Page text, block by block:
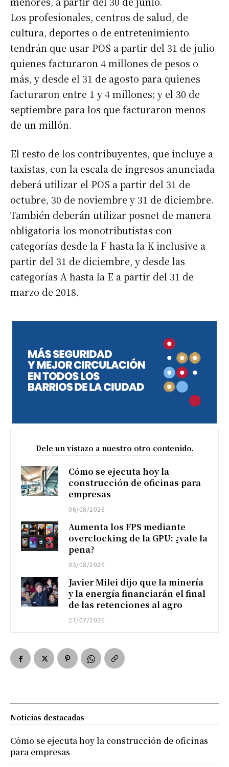
Los profesionales, centros de salud, de
cultura, deportes o de entretenimiento
tendrán que usar POS a partir del 31 de julio
quienes facturaron 4 millones de pesos o
más, y desde el 31 de agosto para quienes
facturaron entre 1 y 4 millones; y el 30 de
septiembre para los que facturaron menos
de un millón.
El resto de los contribuyentes, que incluye a
taxistas, con la escala de ingresos anunciada
deberá utilizar el POS a partir del 31 de
octubre, 30 de noviembre y 31 de diciembre.
También deberán utilizar posnet de manera
obligatoria los monotributistas con
categorías desde la F hasta la K inclusive a
partir del 31 de diciembre, y desde las
categorías A hasta la E a partir del 31 de
marzo de 2018.
Dele un vistazo a nuestro otro contenido.
Cómo se ejecuta hoy la
construcción de oficinas para
empresas
06/08/2026
Aumenta los FPS mediante
overclocking de la GPU: ¿vale la
pena?
03/08/2026
Javier Milei dijo que la minería
y la energía financiarán el final
de las retenciones al agro
27/07/2026
Noticias destacadas
Cómo se ejecuta hoy la construcción de oficinas
para empresas